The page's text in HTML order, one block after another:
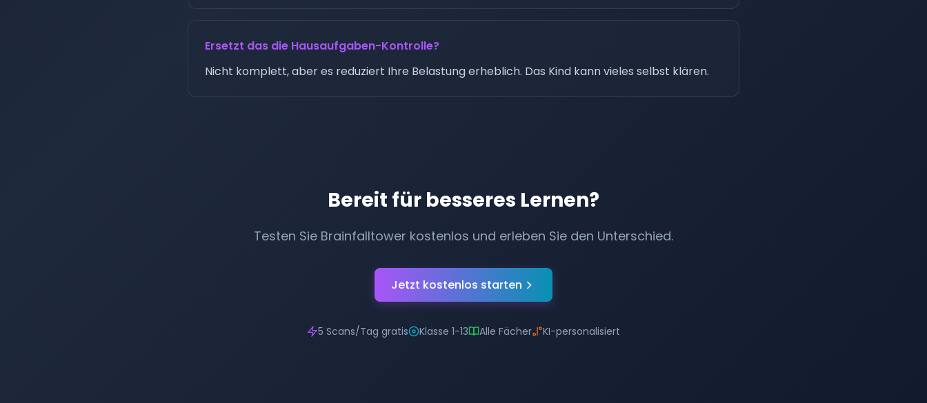
Ersetzt das die Hausaufgaben-Kontrolle?
Nicht komplett, aber es reduziert Ihre Belastung erheblich. Das Kind kann vieles selbst klären.
Bereit für besseres Lernen?
Testen Sie Brainfalltower kostenlos und erleben Sie den Unterschied.
Jetzt kostenlos starten
5 Scans/Tag gratis Klasse 1-13 Alle Fächer KI-personalisiert